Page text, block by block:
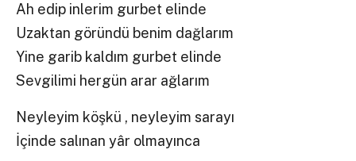
Ah edip inlerim gurbet elinde
Uzaktan göründü benim dağlarım
Yine garib kaldım gurbet elinde
Sevgilimi hergün arar ağlarım
Neyleyim köşkü , neyleyim sarayı
İçinde salınan yâr olmayınca